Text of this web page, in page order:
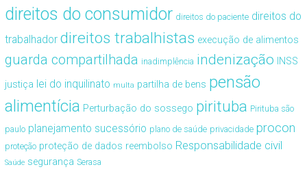
direitos do consumidor direitos do paciente direitos do
trabalhador direitos trabalhistas execução de alimentos
guarda compartilhada inadimplência indenização INSS
justiça lei do inquilinato multa partilha de bens pensão
alimentícia Perturbação do sossego pirituba Pirituba são
paulo planejamento sucessório plano de saúde privacidade procon
proteção proteção de dados reembolso Responsabilidade civil
Saúde segurança Serasa